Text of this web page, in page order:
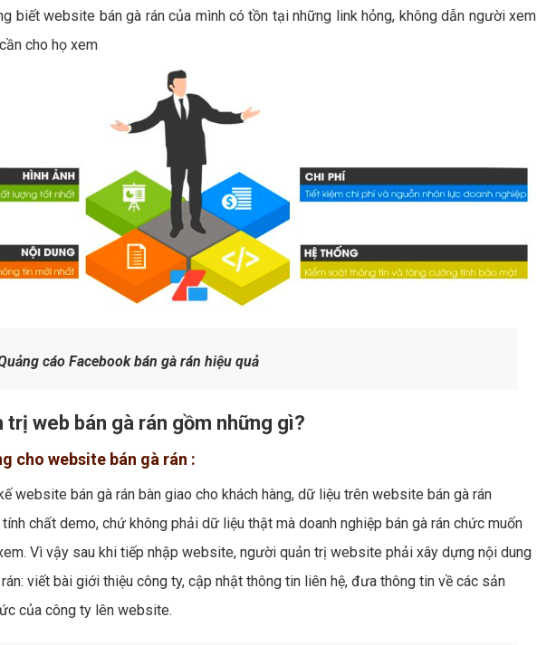
biết website bán gà rán của mình có tồn tại những link hỏng, không dẫn người xem
cho họ xem
cáo Facebook bán gà rán hiệu quả
trị web bán gà rán gồm những gì?
cho website bán gà rán :
website bán gà rán bàn giao cho khách hàng, dữ liệu trên website bán gà rán
chất demo, chứ không phải dữ liệu thật mà doanh nghiệp bán gà rán chức muốn
Vì vậy sau khi tiếp nhập website, người quản trị website phải xây dựng nội dung
viết bài giới thiệu công ty, cập nhật thông tin liên hệ, đưa thông tin về các sản
của công ty lên website.